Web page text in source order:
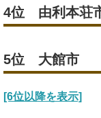
4位 由利本荘
5位 大館市
[6位以降を表示]